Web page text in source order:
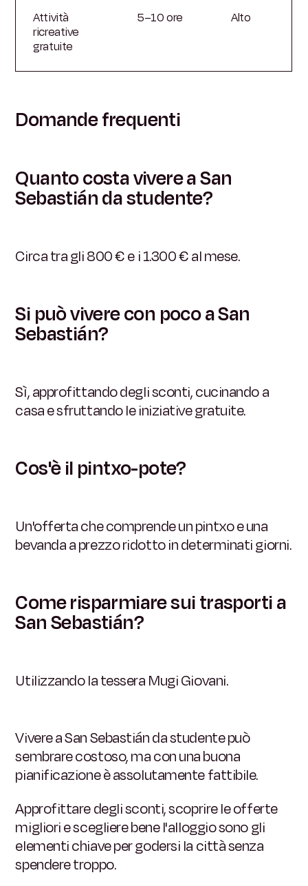
Attività
ricreative
gratuite
5–10 ore Alto
Domande frequenti
Quanto costa vivere a San
Sebastián da studente?
Circa tra gli 800 € e i 1.300 € al mese.
Si può vivere con poco a San
Sebastián?
Sì, approfittando degli sconti, cucinando a
casa e sfruttando le iniziative gratuite.
Cos'è il pintxo-pote?
Un'offerta che comprende un pintxo e una
bevanda a prezzo ridotto in determinati giorni.
Come risparmiare sui trasporti a
San Sebastián?
Utilizzando la tessera Mugi Giovani.
Vivere a San Sebastián da studente può
sembrare costoso, ma con una buona
pianificazione è assolutamente fattibile.
Approfittare degli sconti, scoprire le offerte
migliori e scegliere bene l'alloggio sono gli
elementi chiave per godersi la città senza
spendere troppo.